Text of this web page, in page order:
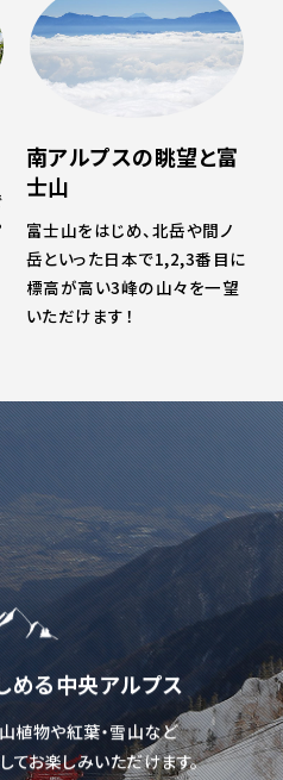
南アルプスの眺望と富
士山
富士山をはじめ、北岳や間ノ
岳といった日本で1,2,3番目に
標高が高い3峰の山々を一望
いただけます！
める中央アルプス
植物や紅葉・雪山など
てお楽しみいただけます。